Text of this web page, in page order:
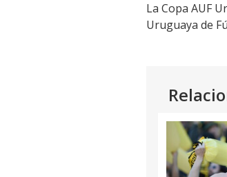
La Copa AUF
Uruguaya de